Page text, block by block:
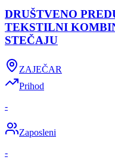
DRUŠTVENO
TEKSTILNI
STEČAJU
ZAJEČAR
Prihod
-
Zaposleni
-